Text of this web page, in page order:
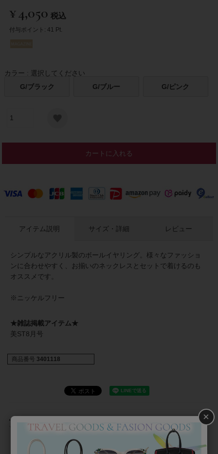
¥4,050 税込
付与ポイント: 41 Pt.
カラー
選択してください
G/ブラック
G/ブルー G/ピンク
カートに入れる
アイテム説明
シンプルなアクリル製のボールイヤリング。様々なファッショ
ンに合わせやすく、お揃いのネックレスとセットで着けるのも
オススメです。
※ニッケルフリー
★雑誌掲載アイテム★
美ST8月号
サイズ・詳細 レビュー
商品番号 3401118
返品について ×